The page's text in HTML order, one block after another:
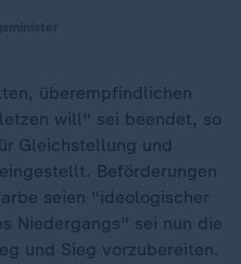
überempfindlichen
will" sei beendet, so
Gleichstellung und
Beförderungen
seien "ideologischer
Niedergangs" sei nun die
und Sieg vorzubereiten.